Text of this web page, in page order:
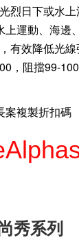
烈日下或水上
運動、海邊
有效降低光
，阻擋99-
案複製折扣碼
秀系列